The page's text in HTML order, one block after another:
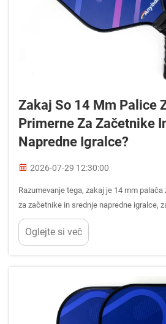
Zakaj So 14 Mm Palice
Primerne Za Začetnike
Napredne Igralce?
2026-07-29 12:30:00
Razumevanje tega, zakaj je 14 mm
za začetnike in srednje napredne igralce,
posebnega ravnotežja med močjo,
ta določena debelina omogoča. Za razliko
Oglejte si več